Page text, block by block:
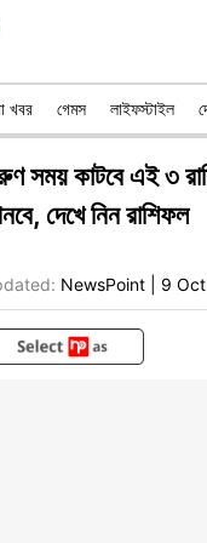
খবর গেমস লাইফস্টাইল
সময় কাটবে এই ৩
দেখে নিন রাশিফল
NewsPoint 9